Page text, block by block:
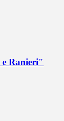
Ranieri"